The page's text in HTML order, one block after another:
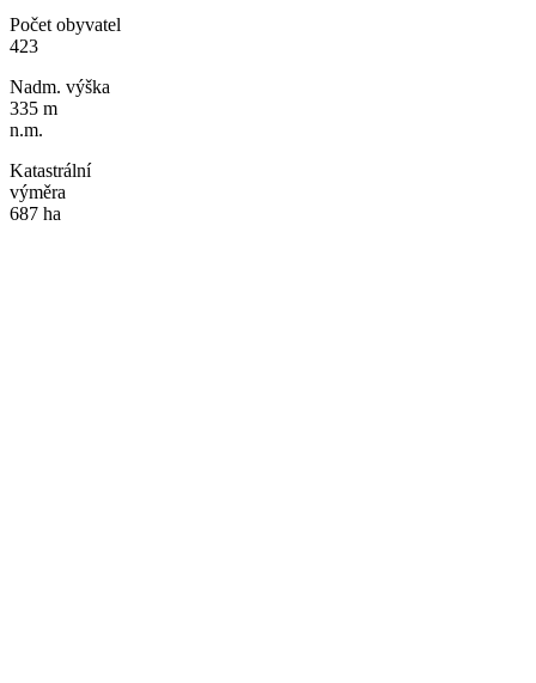
Počet obyvatel
423
Nadm. výška
335 m
n.m.
Katastrální
výměra
687 ha